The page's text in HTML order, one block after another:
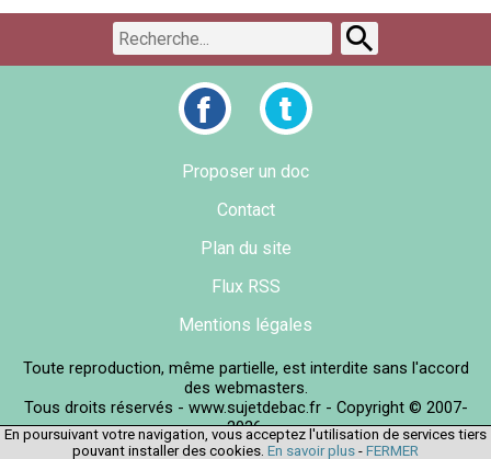
Proposer un doc
Contact
Plan du site
Flux RSS
Mentions légales
Toute reproduction, même partielle, est interdite sans l'accord
des webmasters.
Tous droits réservés - www.sujetdebac.fr - Copyright © 2007-
2026.
En poursuivant votre navigation, vous acceptez l'utilisation de services tiers
pouvant installer des cookies. En savoir plus - FERMER